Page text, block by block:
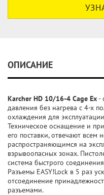
ОПИСАНИЕ
Karcher HD 10/16-4 Cage Ex-
давления без нагрева с 4-х
охлаждения для
Техническое оснащение и
его поставки, отвечают всем
распространяющимся на
взрывоопасных зонах.
система быстрого соединения
Разъемы EASY!Lock в 5 раз
отсоединение
разъемами.